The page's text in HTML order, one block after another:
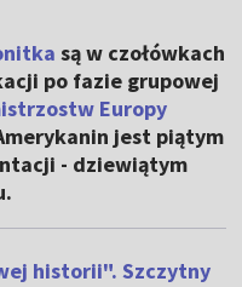
są w czołówkach
po fazie grupowej
Europy
jest piątym
- dziewiątym
historii". Szczytny